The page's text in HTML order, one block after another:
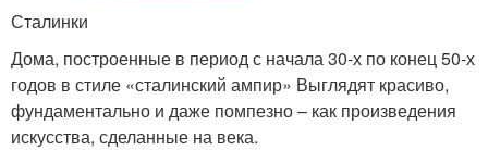
Сталинки
Дома, построенные в период с начала 30-х по конец 50-х
годов в стиле «сталинский ампир» Выглядят красиво,
фундаментально и даже помпезно – как произведения
искусства, сделанные на века.